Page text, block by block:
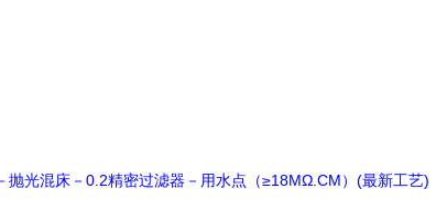
抛光混床－ 0.2精密过滤器－用水点（≥18MΩ.CM ） (最新工艺)